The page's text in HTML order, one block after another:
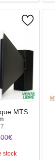
MTS
stock